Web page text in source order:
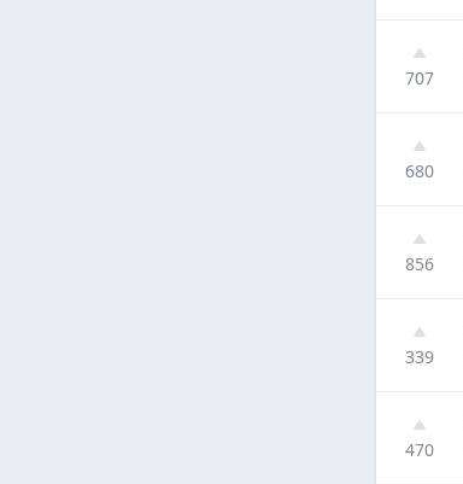
707
680
856
339
470